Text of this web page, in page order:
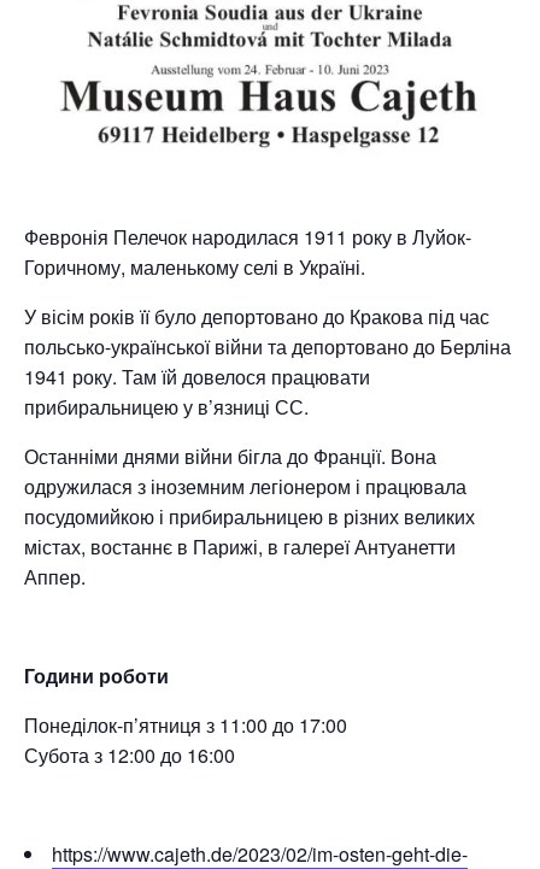
Февронія Пелечок народилася 1911 року в Луйок-
Горичному, маленькому селі в Україні.
У вісім років її було депортовано до Кракова під час
польсько-української війни та депортовано до Берліна
1941 року. Там їй довелося працювати
прибиральницею у в’язниці СС.
Останніми днями війни бігла до Франції. Вона
одружилася з іноземним легіонером і працювала
посудомийкою і прибиральницею в різних великих
містах, востаннє в Парижі, в галереї Антуанетти
Аппер.
Години роботи
Понеділок-п’ятниця з 11:00 до 17:00
Субота з 12:00 до 16:00
https://www.cajeth.de/2023/02/im-osten-geht-die-